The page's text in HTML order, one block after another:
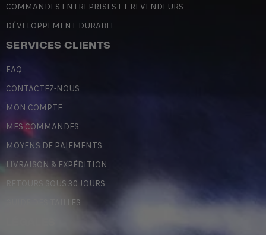
COMMANDES ENTREPRISES ET REVENDEURS
DÉVELOPPEMENT DURABLE
SERVICES CLIENTS
FAQ
CONTACTEZ-NOUS
MON COMPTE
MES COMMANDES
MOYENS DE PAIEMENTS
LIVRAISON & EXPÉDITION
RETOURS SOUS 30 JOURS
GUIDE DES TAILLES